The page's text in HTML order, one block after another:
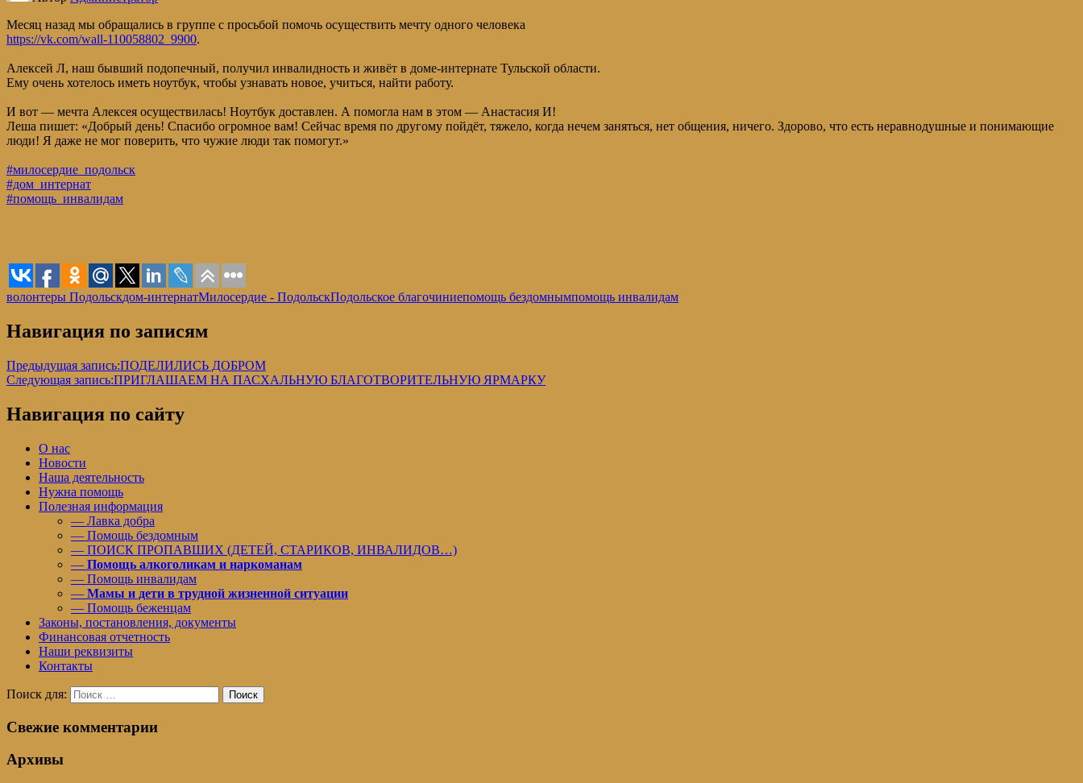
Месяц назад мы обращались в группе с просьбой помочь осуществить мечту одного человека
https://vk.com/wall-110058802_9900.
Алексей Л, наш бывший подопечный, получил инвалидность и живёт в доме-интернате Тульской области.
Ему очень хотелось иметь ноутбук, чтобы узнавать новое, учиться, найти работу.
И вот — мечта Алексея осуществилась! Ноутбук доставлен. А помогла нам в этом — Анастасия И!
Леша пишет: «Добрый день! Спасибо огромное вам! Сейчас время по другому пойдёт, тяжело, когда нечем заняться, нет общения, ничего. Здорово, что есть неравнодушные и понимающие
люди! Я даже не мог поверить, что чужие люди так помогут.»
#милосердие_подольск
#дом_интернат
#помощь_инвалидам
волонтеры Подольскдом-интернатМилосердие - ПодольскПодольское благочиниепомощь бездомнымпомощь инвалидам
Навигация по записям
Предыдущая запись:ПОДЕЛИЛИСЬ ДОБРОМ
Следующая запись:ПРИГЛАШАЕМ НА ПАСХАЛЬНУЮ БЛАГОТВОРИТЕЛЬНУЮ ЯРМАРКУ
Навигация по сайту
О нас
Новости
Наша деятельность
Нужна помощь
Полезная информация
— Лавка добра
— Помощь бездомным
— ПОИСК ПРОПАВШИХ (ДЕТЕЙ, СТАРИКОВ, ИНВАЛИДОВ…)
— Помощь алкоголикам и наркоманам
— Помощь инвалидам
— Мамы и дети в трудной жизненной ситуации
— Помощь беженцам
Законы, постановления, документы
Финансовая отчетность
Наши реквизиты
Контакты
Поиск для: Поиск
Свежие комментарии
Архивы